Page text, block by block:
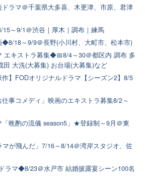
ラマ＠千葉県大多喜、木更津、市原、君津
～9/1＠渋谷｜厚木｜調布｜練馬
18～9/9＠長野(小川村、大町市、松本市)
エキストラ募集◆📅8/4～30＠都区内 調布 多
田 大洗(大募集) お台場(大募集)など
作】FODオリジナルドラマ【シーズン2】8/5
事コメディ」映画のエキストラ募集8/2～
晩酌の流儀 season5」★登録制～9月＠東
が飛んだ」7/16～8/14＠湾岸スタジオ、佐
ラマ◆8/23＠水戸市 結婚披露宴シーン100名